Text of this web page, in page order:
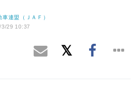
車連盟（ＪＡＦ）
3/29 10:37